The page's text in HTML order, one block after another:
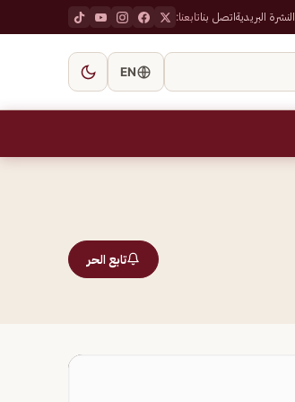
النشرة البريديةاتصل بناتابعنا:
EN
تابع الحر